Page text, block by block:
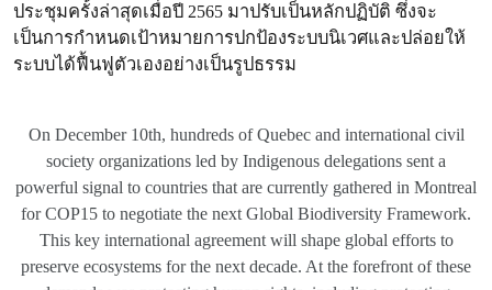
ประชุมครั้งล่าสุดเมื่อปี 2565 มาปรับเป็นหลักปฏิบัติ ซึ่งจะ
เป็นการกำหนดเป้าหมายการปกป้องระบบนิเวศและปล่อยให้
ระบบได้ฟื้นฟูตัวเองอย่างเป็นรูปธรรม
On December 10th, hundreds of Quebec and international civil
society organizations led by Indigenous delegations sent a
powerful signal to countries that are currently gathered in Montreal
for COP15 to negotiate the next Global Biodiversity Framework.
This key international agreement will shape global efforts to
preserve ecosystems for the next decade. At the forefront of these